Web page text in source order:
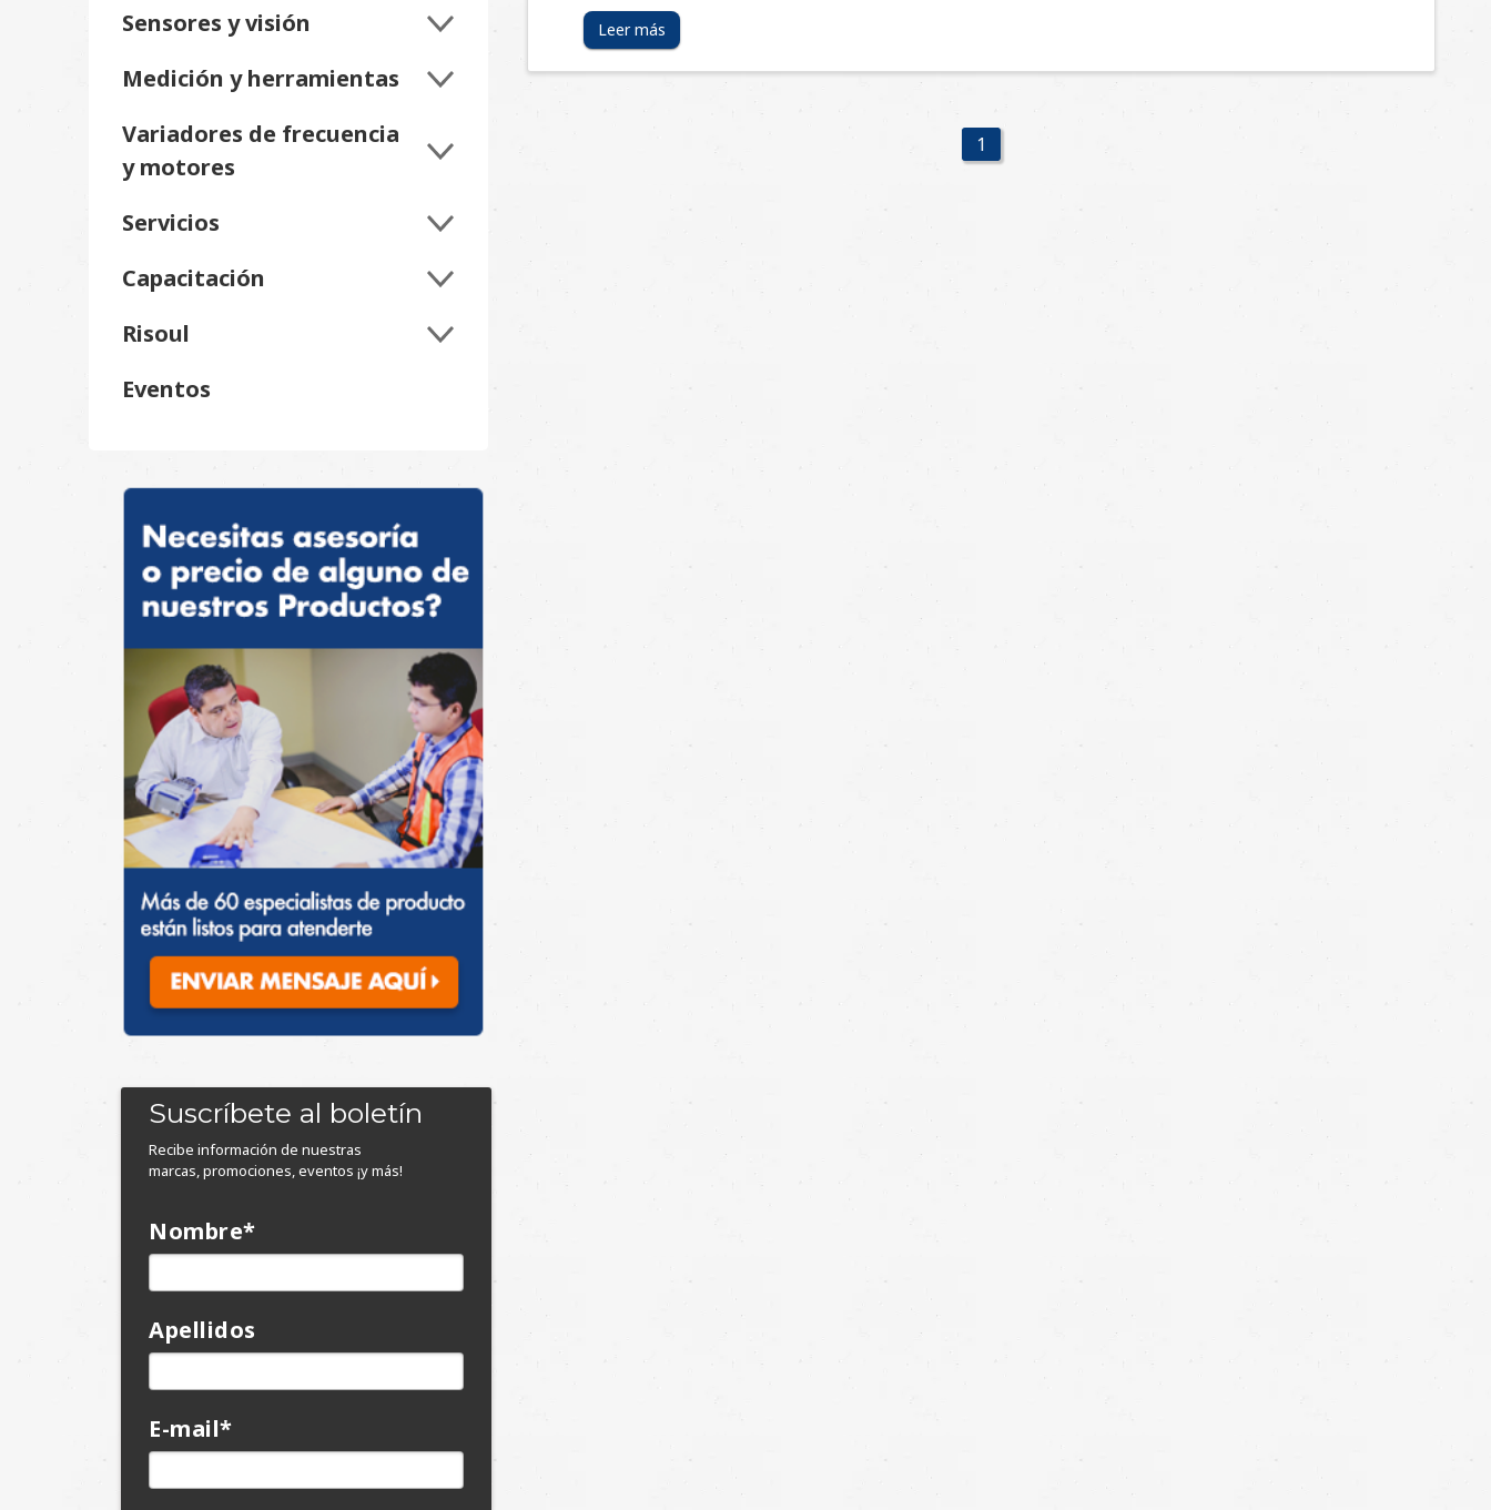
Sensores y visión
Medición y herramientas
Variadores de frecuencia
y motores
Servicios
Capacitación
Risoul
Eventos
Suscríbete al boletín
Recibe información de nuestras
marcas, promociones, eventos ¡y más!
Nombre*
Apellidos
E-mail*
Leer más
1